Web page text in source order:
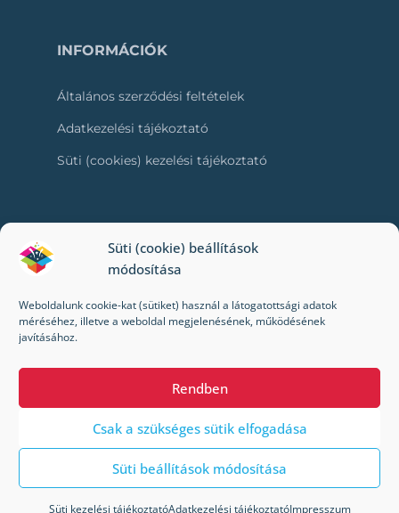
Süti (cookie) beállítások
módosítása
Weboldalunk cookie-kat (sütiket) használ a látogatottsági adatok
méréséhez, illetve a weboldal megjelenésének, működésének
javításához.
Rendben
Csak a szükséges sütik elfogadása
Süti beállítások módosítása
Süti kezelési tájékoztatóAdatkezelési tájékoztatóImpresszum
A Toybox webáruházban a megrendelés/kiszállítás
INFORMÁCIÓK
Általános szerződési feltételek
Adatkezelési tájékoztató
Süti (cookies) kezelési tájékoztató
RÓLUNK
Kik vagyunk mi?